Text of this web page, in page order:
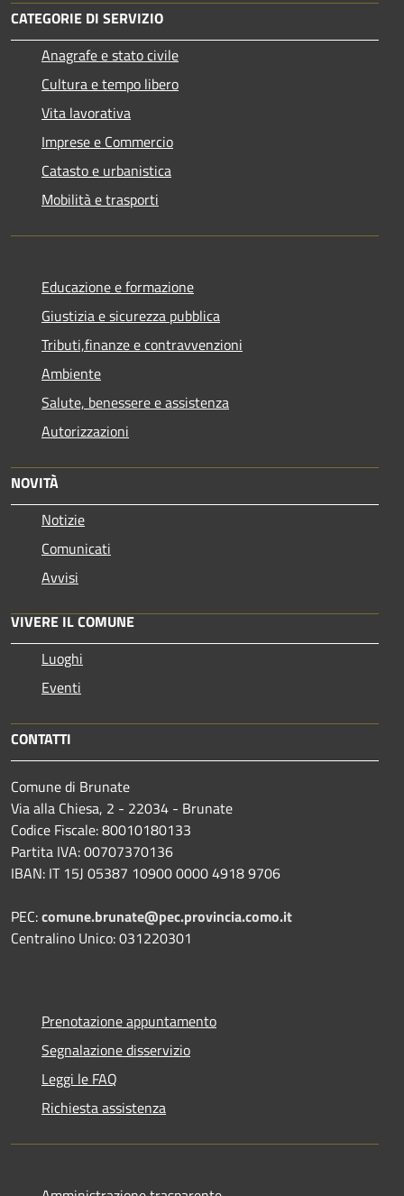
CATEGORIE DI SERVIZIO
Anagrafe e stato civile
Cultura e tempo libero
Vita lavorativa
Imprese e Commercio
Catasto e urbanistica
Mobilità e trasporti
Educazione e formazione
Giustizia e sicurezza pubblica
Tributi,finanze e contravvenzioni
Ambiente
Salute, benessere e assistenza
Autorizzazioni
NOVITÀ
Notizie
Comunicati
Avvisi
VIVERE IL COMUNE
Luoghi
Eventi
CONTATTI
Comune di Brunate
Via alla Chiesa, 2 - 22034 - Brunate
Codice Fiscale: 80010180133
Partita IVA: 00707370136
IBAN: IT 15J 05387 10900 0000 4918 9706
PEC:comune.brunate@pec.provincia.como.it
Centralino Unico: 031220301
Prenotazione appuntamento
Segnalazione disservizio
Leggi le FAQ
Richiesta assistenza